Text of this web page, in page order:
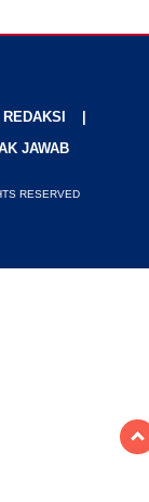
JAWAB
RESERVED